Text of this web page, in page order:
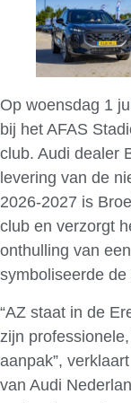
Op woensdag 1
bij het AFAS
club. Audi dealer
levering van de
2026-2027 is
club en verzorgt
onthulling van
symboliseerde
“AZ staat in de
zijn
aanpak”,
van Audi